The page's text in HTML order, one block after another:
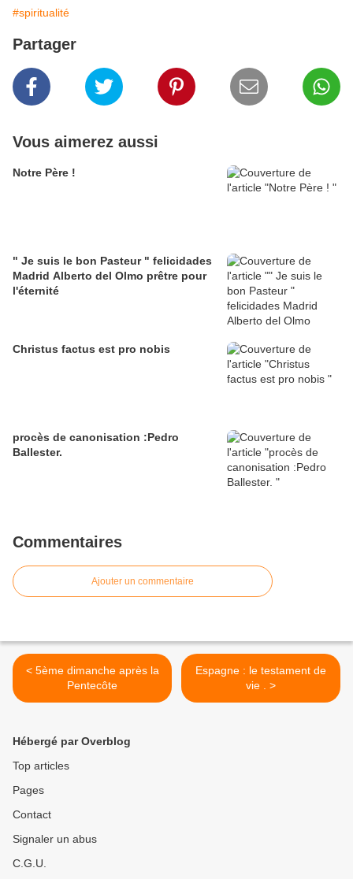
#spiritualité
Partager
Vous aimerez aussi
Notre Père !
" Je suis le bon Pasteur " felicidades
Madrid Alberto del Olmo prêtre pour
l'éternité
Christus factus est pro nobis
procès de canonisation :Pedro
Ballester.
Commentaires
Ajouter un commentaire
< 5ème dimanche après la
Pentecôte
Espagne : le testament de
vie . >
Hébergé par Overblog
Top articles
Pages
Contact
Signaler un abus
C.G.U.